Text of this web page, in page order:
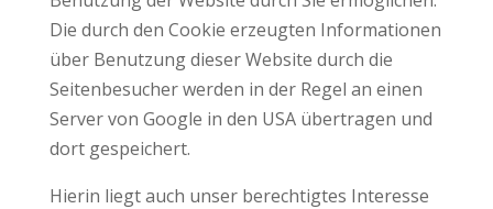
Die durch den Cookie erzeugten Informationen
über Benutzung dieser Website durch die
Seitenbesucher werden in der Regel an einen
Server von Google in den USA übertragen und
dort gespeichert.
Hierin liegt auch unser berechtigtes Interesse